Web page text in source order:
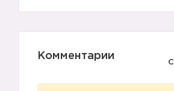
Комментарии